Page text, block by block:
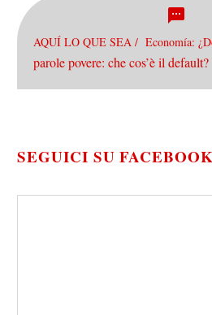
AQUÍ LO QUE SEA / Economía:
parole povere: che cos’è il default?
SEGUICI SU FACEBOOK